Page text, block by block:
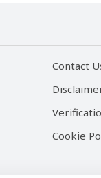
Contact
Cookie